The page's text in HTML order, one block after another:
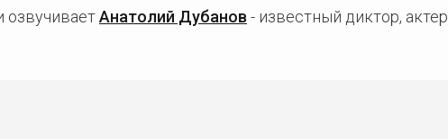
озвучиваетАнатолий Дубанов - известный диктор, актер